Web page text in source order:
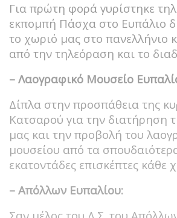
Για πρώτη φορά γυρίστηκε
εκπομπή Πάσχα στο Ευπάλιο
το χωριό μας στο πανελλήνιο
από την τηλεόραση και το
– Λαογραφικό Μουσείο
Δίπλα στην προσπάθεια της
Κατσαρού για την διατήρηση
μας και την προβολή του
μουσείου από τα
εκατοντάδες επισκέπτες κάθε
– Απόλλων Ευπαλίου: